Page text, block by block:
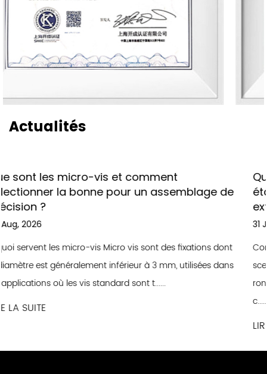
Actualités
de
dont
dans
Qu'est-ce qui rend les vis auto-
étanches essentielles pour une
Comprendre les vis auto-scellantes étanches
scellantes étanches sont des fixations conçues
rondelle en caoutchouc ou EPDM intégrée sous